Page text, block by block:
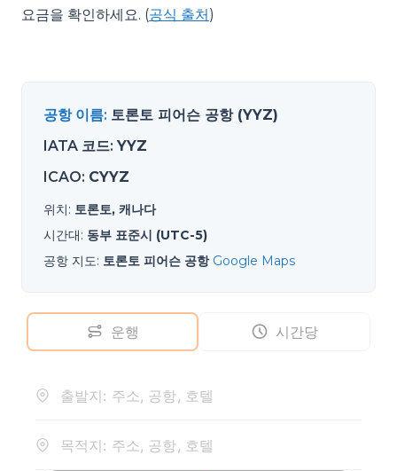
요금을 확인하세요. (공식 출처)
공항 이름: 토론토 피어슨 공항 (YYZ)
IATA 코드: YYZ
ICAO: CYYZ
위치: 토론토, 캐나다
시간대: 동부 표준시 (UTC-5)
공항 지도: 토론토 피어슨 공항 Google Maps